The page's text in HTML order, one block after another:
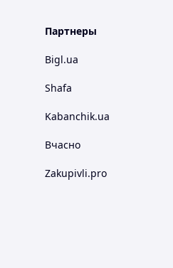
Партнеры
Bigl.ua
Shafa
Kabanchik.ua
Вчасно
Zakupivli.pro